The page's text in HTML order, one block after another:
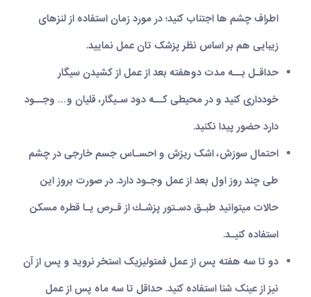
اطراف چشم ‏ها اجتناب کنید؛ در مورد زمان استفاده از لنزهای
زیبایی هم بر اساس نظر پزشک تان عمل نمایید.
حداقـل بــه مدت دوهفته بعد از عمل از كشیدن سیگار
خودداری کنید و در محیطی كــه دود سـیگار، قلیان و… وجــود
دارد حضور پیدا نکنید.
احتمال سوزش، اشک ریزش و احسـاس جسم خارجی در چشم
طی چند روز اول بعد از عمل وجـود دارد. در صورت بروز این
حالات می‏توانید طبـق دسـتور پزشـك از قـرص یـا قطره مسکن
استفاده کنیـد.
دو تا سه هفته پس از عمل فمتولیزیک استخر نروید و پس از آن
نیز از عینک شنا استفاده کنید. حداقل تا سه ماه پس از عمل